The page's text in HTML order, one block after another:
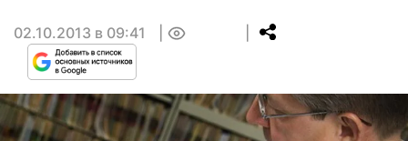
02.10.2013 в 09:41